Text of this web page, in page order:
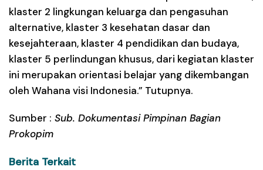
klaster 2 lingkungan keluarga dan pengasuhan
alternative, klaster 3 kesehatan dasar dan
kesejahteraan, klaster 4 pendidikan dan budaya,
klaster 5 perlindungan khusus, dari kegiatan klaster
ini merupakan orientasi belajar yang dikembangan
oleh Wahana visi Indonesia.” Tutupnya.
Sumber : Sub. Dokumentasi Pimpinan Bagian
Prokopim
Berita Terkait